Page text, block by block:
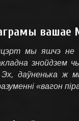
вашае
мы яшчэ не
знойдзем
даўненька ж
«вагон